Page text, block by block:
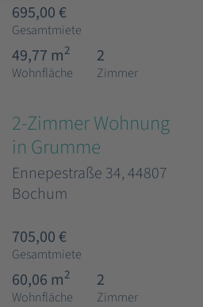
695,00 €
Gesamtmiete
49,77 m2
Wohnfläche
2
Zimmer
2-Zimmer Wohnung
in Grumme
Ennepestraße 34, 44807
Bochum
705,00 €
Gesamtmiete
60,06 m2
Wohnfläche
2
Zimmer